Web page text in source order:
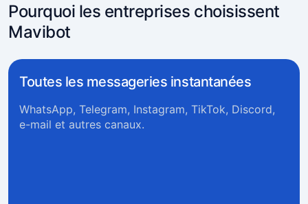
Pourquoi les entreprises choisissent
Mavibot
Toutes les messageries instantanées
WhatsApp, Telegram, Instagram, TikTok, Discord,
e-mail et autres canaux.